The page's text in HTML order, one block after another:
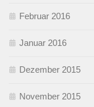
Februar 2016
Januar 2016
Dezember 2015
November 2015